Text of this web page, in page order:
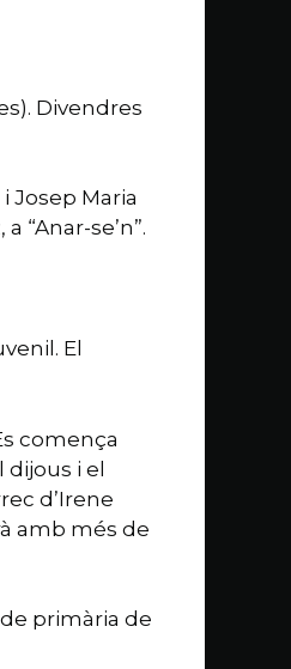
Divendres
Josep Maria
“Anar-se’n”.
El
comença
i el
d’Irene
amb més de
primària de